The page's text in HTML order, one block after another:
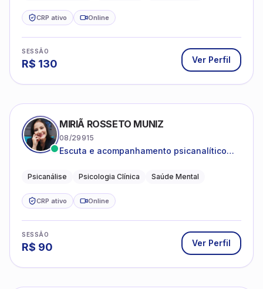
CRP ativo Online
SESSÃO
R$ 130 Ver Perfil
MIRIÃ ROSSETO MUNIZ
08/29915
Escuta e acompanhamento psicanalítico
Psicanálise Psicologia Clínica Saúde Mental
CRP ativo Online
SESSÃO
R$ 90 Ver Perfil